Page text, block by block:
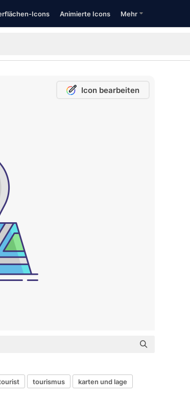
Icons Animierte Icons Mehr
Icon bearbeiten
tourismus karten und lage